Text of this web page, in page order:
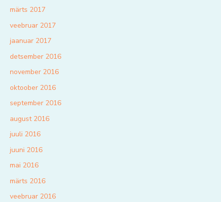
märts 2017
veebruar 2017
jaanuar 2017
detsember 2016
november 2016
oktoober 2016
september 2016
august 2016
juuli 2016
juuni 2016
mai 2016
märts 2016
veebruar 2016